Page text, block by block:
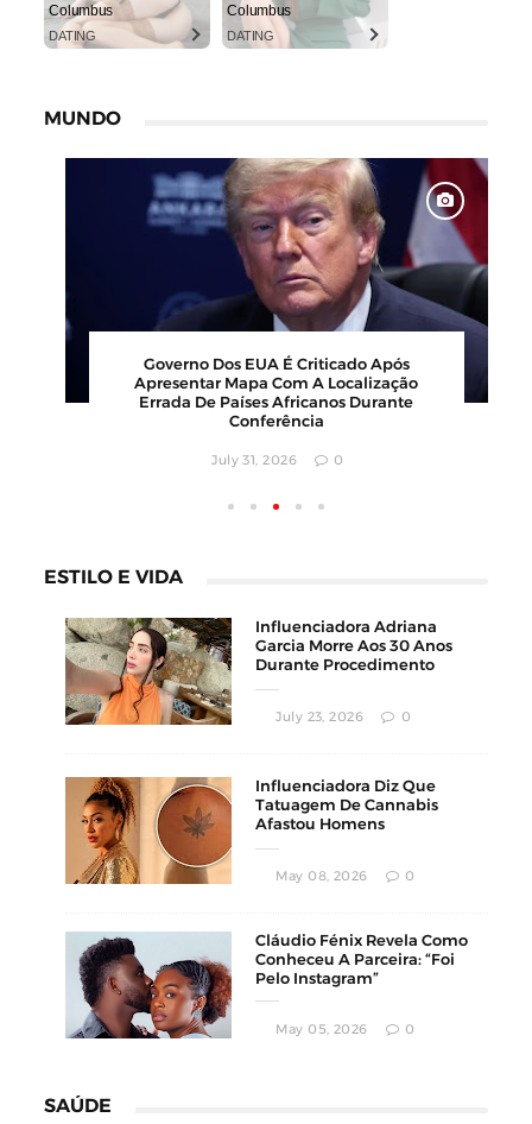
Columbus
DATING
Columbus
DATING
MUNDO
Governo Dos EUA É Criticado Após
Apresentar Mapa Com A Localização
Errada De Países Africanos Durante
Conferência
July 31, 2026 0
ESTILO E VIDA
Influenciadora Adriana
Garcia Morre Aos 30 Anos
Durante Procedimento
July 23, 2026 0
Influenciadora Diz Que
Tatuagem De Cannabis
Afastou Homens
May 08, 2026 0
Cláudio Fénix Revela Como
Conheceu A Parceira: “Foi
Pelo Instagram”
May 05, 2026 0
SAÚDE